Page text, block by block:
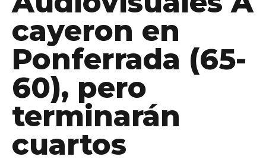
cayeron en
Ponferrada (65-
60), pero
terminarán
cuartos